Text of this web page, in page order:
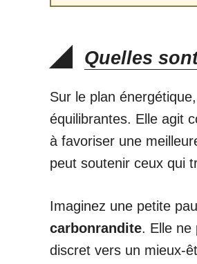
Quelles
Sur le plan
équilibrantes. Elle agit
à favoriser une
peut soutenir ceux qui
Imaginez une petite
carbonrandite. Elle ne
discret vers un mieux-